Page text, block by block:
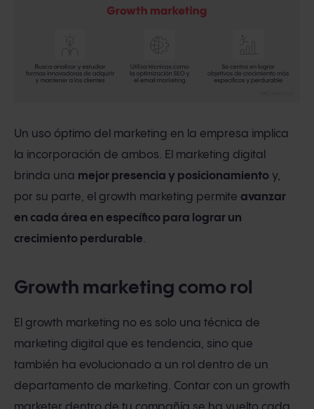
Un uso óptimo del marketing en la empresa implica
la incorporación de ambos. El marketing digital
brinda una mejor presencia y posicionamiento y,
por su parte, el growth marketing permite avanzar
en cada área en específico para lograr un
crecimiento perdurable.
Growth marketing como rol
El growth marketing no es solo una técnica de
marketing digital que es tendencia, sino que
también ha evolucionado a un rol dentro de un
departamento de marketing. Contar con un growth